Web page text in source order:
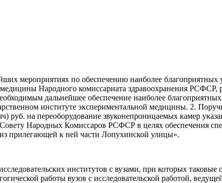
мероприятиях по обеспечению наиболее благоприятных
медицины Народного комиссариата здравоохранения
дальнейшее обеспечение наиболее
институте экспериментальной медицины. 2.
руб. на переоборудование звуконепроницаемых камер
Народных Комиссаров РСФСР в целях обеспечения
прилегающей к ней части Лопухинской улицы».
институтов с вузами, при которых таковые
работы вузов с исследовательской работой,